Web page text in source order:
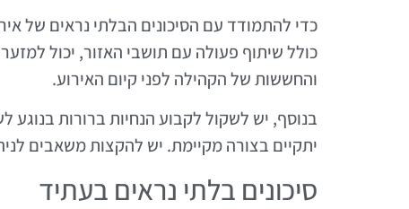
כדי להתמודד עם הסיכונים הבלתי נראים של
כולל שיתוף פעולה עם תושבי האזור, יכול
והחששות של הקהילה לפני קיום האירוע.
בנוסף, יש לשקול לקבוע הנחיות ברורות
יתקיים בצורה מקיימת. יש להקצות משאבים
סיכונים בלתי נראים בעתיד